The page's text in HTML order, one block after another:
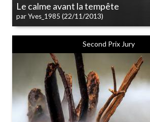
Le calme avant la tempête
par Yves_1985 (22/11/2013)
Second Prix Jury